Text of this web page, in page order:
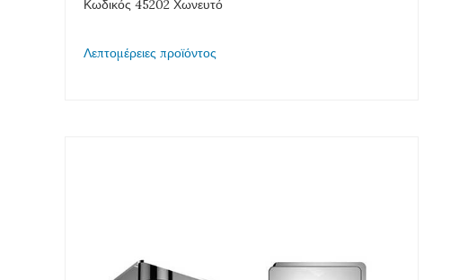
Κωδικός 45202 Χωνευτό
Λεπτομέρειες προϊόντος